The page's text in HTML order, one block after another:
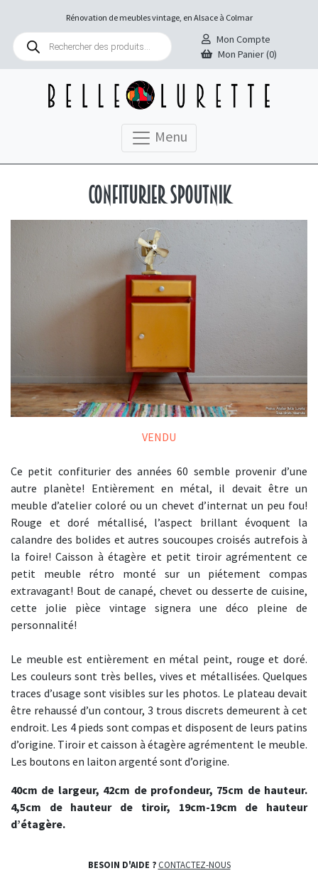
Rénovation de meubles vintage, en Alsace à Colmar
Recherche
produits
Mon Compte
Mon Panier (0)
Menu
Confiturier Spoutnik
VENDU
Ce petit confiturier des années 60 semble provenir d’une
autre planète! Entièrement en métal, il devait être un
meuble d’atelier coloré ou un chevet d’internat un peu fou!
Rouge et doré métallisé, l’aspect brillant évoquent la
calandre des bolides et autres soucoupes croisés autrefois à
la foire! Caisson à étagère et petit tiroir agrémentent ce
petit meuble rétro monté sur un piétement compas
extravagant! Bout de canapé, chevet ou desserte de cuisine,
cette jolie pièce vintage signera une déco pleine de
personnalité!
Le meuble est entièrement en métal peint, rouge et doré.
Les couleurs sont très belles, vives et métallisées. Quelques
traces d’usage sont visibles sur les photos. Le plateau devait
être rehaussé d’un contour, 3 trous discrets demeurent à cet
endroit. Les 4 pieds sont compas et disposent de leurs patins
d’origine. Tiroir et caisson à étagère agrémentent le meuble.
Les boutons en laiton argenté sont d’origine.
40cm de largeur, 42cm de profondeur, 75cm de hauteur.
4,5cm de hauteur de tiroir, 19cm-19cm de hauteur
d’étagère.
BESOIN D'AIDE ? CONTACTEZ-NOUS